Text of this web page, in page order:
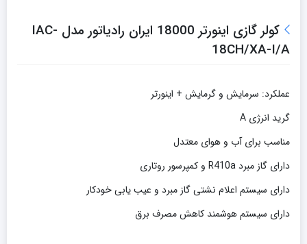
کولر گازی اینورتر 18000 ایران رادیاتور مدل IAC-
18CH/XA-I/A
عملکرد: سرمايش و گرمایش + اینورتر
گرید انرژی A
مناسب برای آب و هوای معتدل
دارای گاز مبرد R410a و کمپرسور روتاری
دارای سیستم اعلام نشتی گاز مبرد و عیب یابی خودکار
دارای سیستم هوشمند کاهش مصرف برق